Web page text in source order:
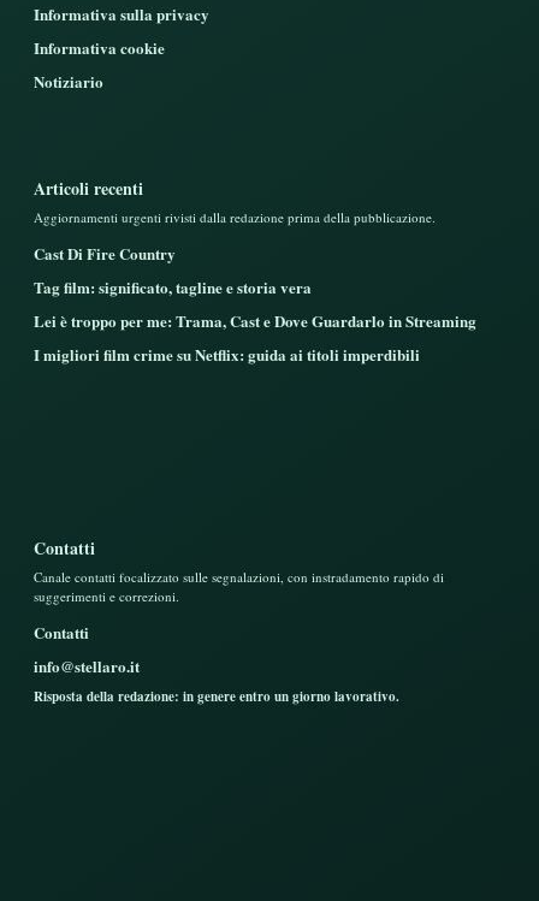
Informativa sulla privacy
Informativa cookie
Notiziario
Articoli recenti
Aggiornamenti urgenti rivisti dalla redazione prima della pubblicazione.
Cast Di Fire Country
Tag film: significato, tagline e storia vera
Lei è troppo per me: Trama, Cast e Dove Guardarlo in Streaming
I migliori film crime su Netflix: guida ai titoli imperdibili
Contatti
Canale contatti focalizzato sulle segnalazioni, con instradamento rapido di
suggerimenti e correzioni.
Contatti
info@stellaro.it
Risposta della redazione: in genere entro un giorno lavorativo.